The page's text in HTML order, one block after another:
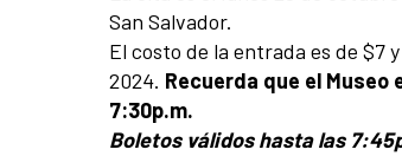
San Salvador.
El costo de la entrada es de
2024. Recuerda que el
7:30p.m.
Boletos válidos hasta las